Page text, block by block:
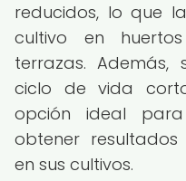
reducidos, lo que
cultivo en
terrazas.
ciclo de vida
opción ideal
obtener
en sus cultivos.